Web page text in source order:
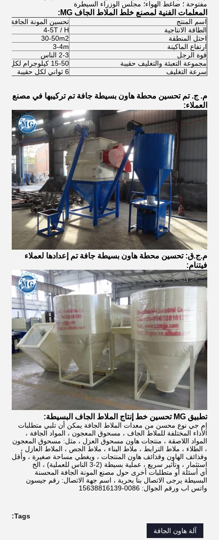
مفتوحة ؛ ضاغط الهواء؛ مجلس الوزراء السيطرة
المعلمات الفنية لمصنع خلط الملاط الجاف MG:
اسم المنتج
تحسين المونة الجافة
الطاقة الانتاجية
4-5T / H
احتل المنطقة
30-50m2
ارتفاع الماكينة
3-4m
قوة الرجل
2-3 الناس
مجموعة التعبئة والتغليف حقيبة
15-50 كيلوجرام لكل كيس قابل للتعديل
سرعة التغليف
6 ثواني لكل حقيبة
م. ج. تم تحسين محطة هاون بسيطة جافة تم تركيبها في مصنع
العملاء:
م.ج.ق: تحسين محطة هاون بسيطة جافة تم إعدادها لعملاء
فيتنام:
تطبيق MG تحسين خط إنتاج الملاط الجاف البسيطة:
إم جي نوع محسن من معدات الملاط الجافة يمكن أن تلبي متطلبات
الأداء المختلفة للملاط الجاف ، مسحوق المعجون ، المواد الجافة ،
المواد اللاصقة ، منتجات هاون مسحوق العزل ، مثل: مسحوق المعجون
، الطلاء ، ملاط ​​الترابط ، ملاط ​​البناء ، ملاط ​​الجص ، الملاط العازل ،
وقذائف الهاون وقذائف هاون المنتجات ، ويغطي مساحة صغيرة ، وأقل
استثمار ، وتأثير سريع ، عملية بسيطة (2-3 الناس للعملية) ، الخ
أي أسئلة أو متطلبات أخرى حول مصنع المونة الجافة المحسنة
البسيطة يرجى الاتصال بنا بحرية ، اسم جهة الاتصال: رقم جيسون
واتس اب ورقم الجوال: 0086-15638816139
Tags:
آلة هاون الجافة